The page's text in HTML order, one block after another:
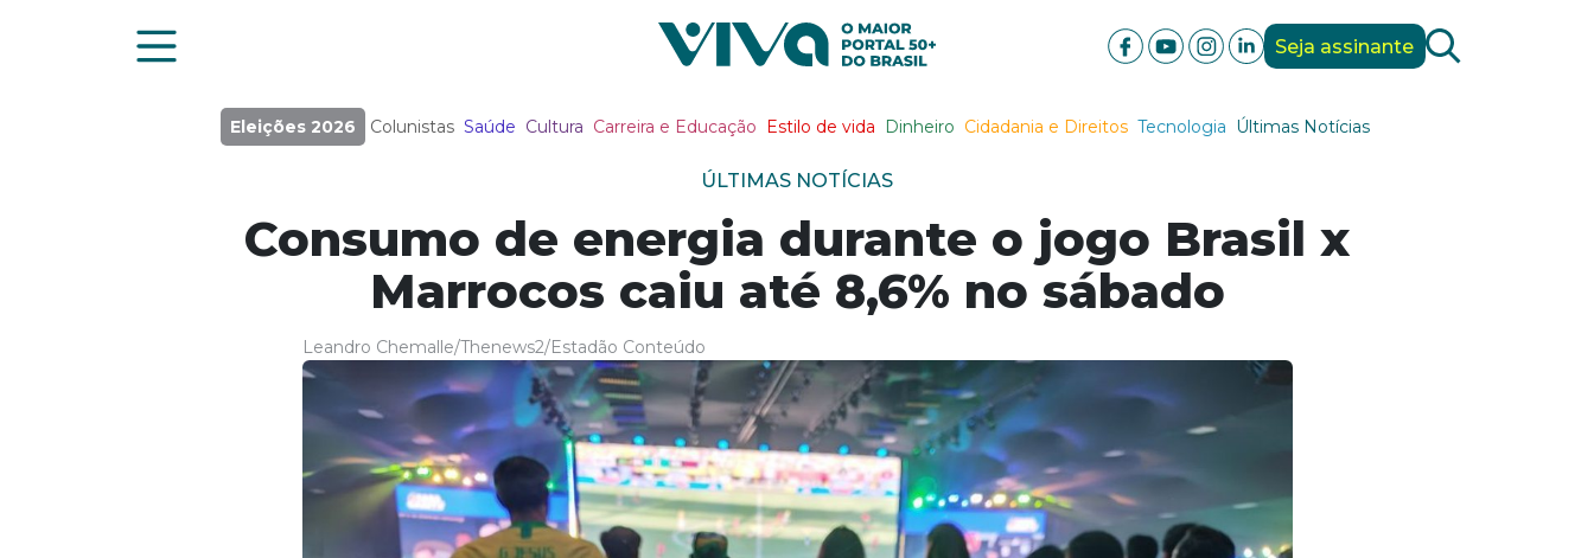
Seja assinante
Eleições 2026 Colunistas Saúde Cultura Carreira e Educação Estilo de vida Dinheiro Cidadania e Direitos Tecnologia Últimas Notícias
ÚLTIMAS NOTÍCIAS
Consumo de energia durante o jogo Brasil x
Marrocos caiu até 8,6% no sábado
Leandro Chemalle/Thenews2/Estadão Conteúdo